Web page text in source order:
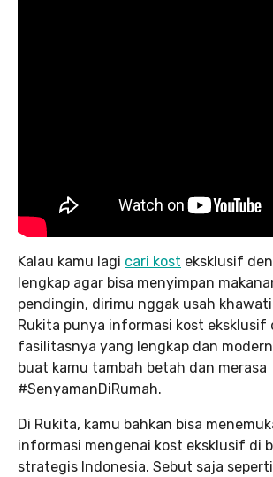
Kalau kamu lagi cari kost eksklusif
lengkap agar bisa menyimpan
pendingin, dirimu nggak usah
Rukita punya informasi kost eksklusif
fasilitasnya yang lengkap dan
buat kamu tambah betah dan merasa
#SenyamanDiRumah.
Di Rukita, kamu bahkan bisa
informasi mengenai kost eksklusif di
strategis Indonesia. Sebut saja seperti